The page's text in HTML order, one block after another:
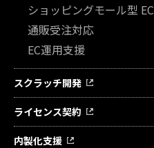
ショッピングモール型 EC
通販受注対応
EC運用支援
スクラッチ開発
ライセンス契約
内製化支援